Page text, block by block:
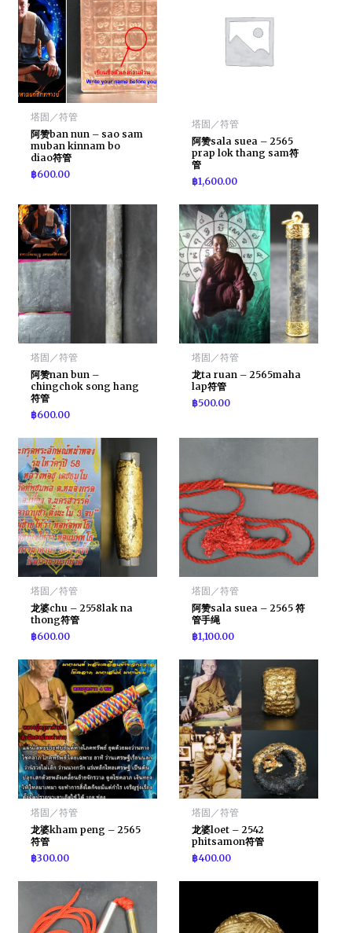
塔固／符管
阿赞ban nun – sao sam
muban kinnam bo
diao符管
฿600.00
塔固／符管
阿赞sala suea – 2565
prap lok thang sam符
管
฿1,600.00
塔固／符管
阿赞nan bun –
chingchok song hang
符管
฿600.00
塔固／符管
龙ta ruan – 2565maha
lap符管
฿500.00
塔固／符管
龙婆chu – 2558lak na
thong符管
฿600.00
塔固／符管
阿赞sala suea – 2565 符
管手绳
฿1,100.00
塔固／符管
龙婆kham peng – 2565
符管
฿300.00
塔固／符管
龙婆loet – 2542
phitsamon符管
฿400.00